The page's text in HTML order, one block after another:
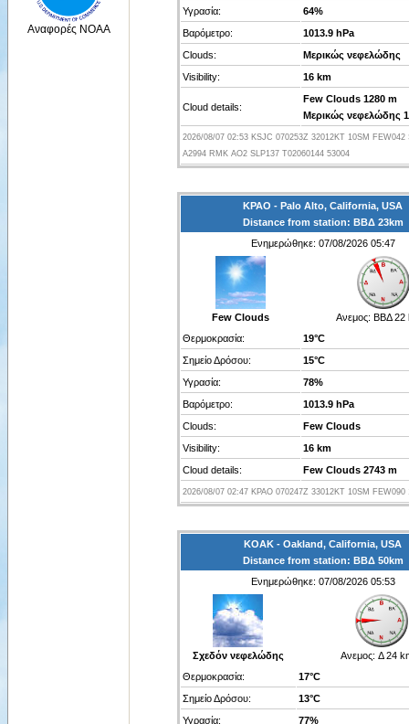
Αναφορές NOAA
Υγρασία:
64%
Βαρόμετρο:
1013.9 hPa
Clouds:
Μερικώς νεφελώδης
Visibility:
16 km
Cloud details:
Few Clouds 1280 m
Μερικώς νεφελώδης
2026/08/07 02:53 KSJC 070253Z 32012KT 10SM FEW042
A2994 RMK AO2 SLP137 T02060144 53004
KPAO - Palo Alto, California, USA
Distance from station: ΒΒΔ 23km
Ενημερώθηκε: 07/08/2026 05:47
Few Clouds Ανεμος: ΒΒΔ 22
Θερμοκρασία:
19°C
Σημείο Δρόσου:
15°C
Υγρασία:
78%
Βαρόμετρο:
1013.9 hPa
Clouds:
Few Clouds
Visibility:
16 km
Cloud details:
Few Clouds 2743 m
2026/08/07 02:47 KPAO 070247Z 33012KT 10SM FEW090
KOAK - Oakland, California, USA
Distance from station: ΒΒΔ 50km
Ενημερώθηκε: 07/08/2026 05:53
Σχεδόν νεφελώδης Ανεμος: Δ 24
Θερμοκρασία:
17°C
Σημείο Δρόσου:
13°C
Υγρασία:
77%